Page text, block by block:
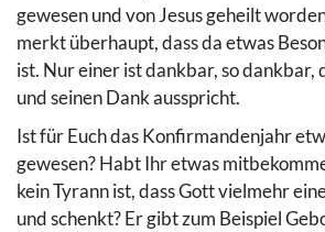
gewesen und von Jesus geheilt
merkt überhaupt, dass da etwas
ist. Nur einer ist dankbar, so dankbar,
und seinen Dank ausspricht.
Ist für Euch das Konfirmandenjahr
gewesen? Habt Ihr etwas
kein Tyrann ist, dass Gott vielmehr
und schenkt? Er gibt zum Beispiel